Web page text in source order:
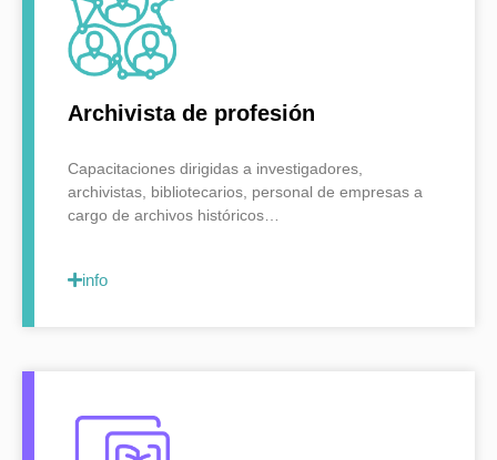
Archivista de profesión
Capacitaciones dirigidas a investigadores,
archivistas, bibliotecarios, personal de empresas a
cargo de archivos históricos…
info